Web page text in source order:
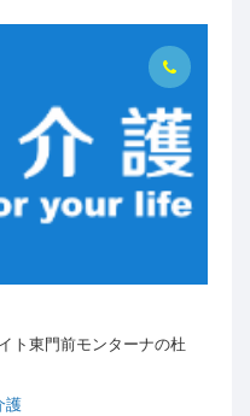
東門前モンターナの杜
護